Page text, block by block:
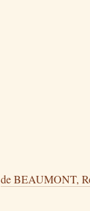
de BEAUMONT,